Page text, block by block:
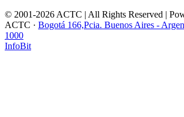
© 2001-2026 ACTC | All Rights Reserved |
ACTC · Bogotá 166,Pcia. Buenos Aires -
1000
InfoBit